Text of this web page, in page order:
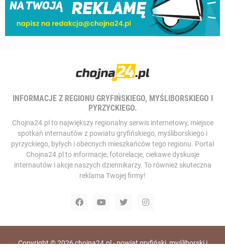
INFORMACJE Z REGIONU GRYFIŃSKIEGO, MYŚLIBORSKIEGO I
PYRZYCKIEGO.
Chojna24.pl to największy regionalny serwis internetowy, miejsce
spotkań internautów z powiatu gryfińskiego, myśliborskiego i
pyrzyckiego, byłych i obecnych mieszkańców tego regionu. Portal
Chojna24.pl to informacje, fotorelacje, ciekawe dyskusje
internautów i akcje naszych dziennikarzy. To również skuteczna
reklama Twojej firmy!
Copyright ©2026chojna24.pl - powiat gryfiński, myśliborski i